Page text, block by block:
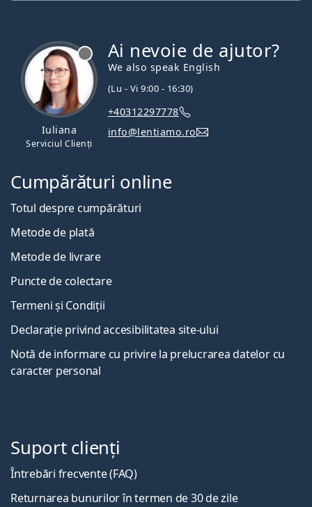
Iuliana
Serviciul Clienți
Ai nevoie de ajutor?
We also speak English
(Lu - Vi 9:00 - 16:30)
+40312297778
info@lentiamo.ro
Cumpărături online
Totul despre cumpărături
Metode de plată
Metode de livrare
Puncte de colectare
Termeni și Condiții
Declarație privind accesibilitatea site-ului
Notă de informare cu privire la prelucrarea datelor cu
caracter personal
Suport clienți
Întrebări frecvente (FAQ)
Returnarea bunurilor în termen de 30 de zile